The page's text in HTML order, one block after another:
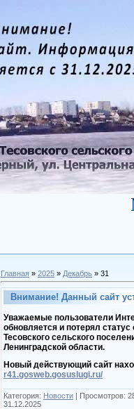
Главная » 2025 » Декабрь » 31
Внимание! Данный сайт
Уважаемые пользователи
обновляется и потерял
Тесовского сельского
Ленинградской области.
Новый действующий сайт
r41.gosweb.gosuslugi.ru/
Категория: Новости | Просмотров:
31.12.2025